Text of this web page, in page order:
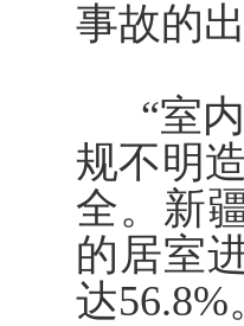
事故的
“室内
规不明
全。新
的居室
达56.8%